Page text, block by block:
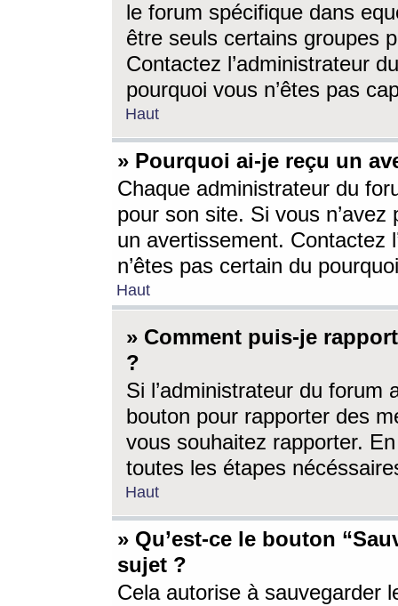
le forum spécifique dans
être seuls certains groupes
Contactez l’administrateur
pourquoi vous n’êtes pas
Haut
» Pourquoi ai-je reçu un
Chaque administrateur du
pour son site. Si vous
un avertissement. Contactez
n’êtes pas certain du
Haut
» Comment puis-je
?
Si l’administrateur du forum
bouton pour rapporter des
vous souhaitez rapporter.
toutes les étapes
Haut
» Qu’est-ce le bouton
sujet ?
Cela autorise à sauvegarder